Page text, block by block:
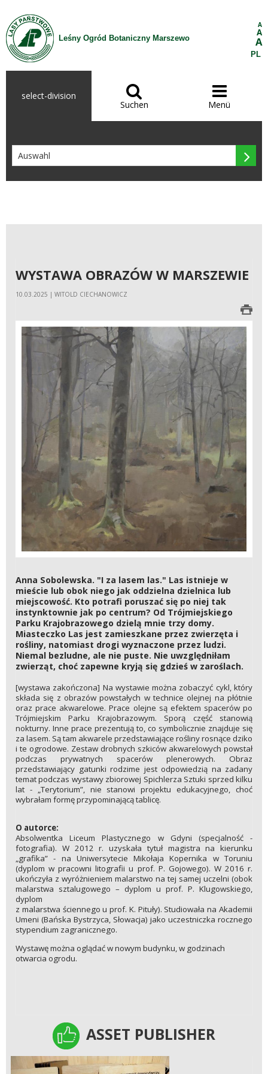
Zum Inhalt wechseln
Leśny Ogród Botaniczny Marszewo
A
A
A
PL
select-division 
Suchen

Menü

WYSTAWA OBRAZÓW W MARSZEWIE
10.03.2025 | WITOLD CIECHANOWICZ
Anna Sobolewska. "I za lasem las." Las istnieje w
mieście lub obok niego jak oddzielna dzielnica lub
miejscowość. Kto potrafi poruszać się po niej tak
instynktownie jak po centrum? Od Trójmiejskiego
Parku Krajobrazowego dzielą mnie trzy domy.
Miasteczko Las jest zamieszkane przez zwierzęta i
rośliny, natomiast drogi wyznaczone przez ludzi.
Niemal bezludne, ale nie puste. Nie uwzględniłam
zwierząt, choć zapewne kryją się gdzieś w zaroślach.
[wystawa zakończona] Na wystawie można zobaczyć cykl, który
składa się z obrazów powstałych w technice olejnej na płótnie
oraz prace akwarelowe. Prace olejne są efektem spacerów po
Trójmiejskim Parku Krajobrazowym. Sporą część stanowią
nokturny. Inne prace prezentują to, co symbolicznie znajduje się
za lasem. Są tam akwarele przedstawiające rośliny rosnące dziko
i te ogrodowe. Zestaw drobnych szkiców akwarelowych powstał
podczas prywatnych spacerów plenerowych. Obraz
przedstawiający gatunki rodzime jest odpowiedzią na zadany
temat podczas wystawy zbiorowej Spichlerza Sztuki sprzed kilku
lat - „Terytorium”, nie stanowi projektu edukacyjnego, choć
wybrałam formę przypominającą tablicę.
O autorce:
Absolwentka Liceum Plastycznego w Gdyni (specjalność -
fotografia). W 2012 r. uzyskała tytuł magistra na kierunku
„grafika” - na Uniwersytecie Mikołaja Kopernika w Toruniu
(dyplom w pracowni litografii u prof. P. Gojowego). W 2016 r.
ukończyła z wyróżnieniem malarstwo na tej samej uczelni (obok
malarstwa sztalugowego – dyplom u prof. P. Klugowskiego,
dyplom
z malarstwa ściennego u prof. K. Pituły). Studiowała na Akademii
Umeni (Bańska Bystrzyca, Słowacja) jako uczestniczka rocznego
stypendium zagranicznego.
Wystawę można oglądać w nowym budynku, w godzinach
otwarcia ogrodu.
ASSET PUBLISHER
ASSET PUBLISHER